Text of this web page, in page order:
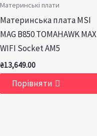
Материнські плати
Материнська плата MSI
MAG B850 TOMAHAWK MAX
WIFI Socket AM5
₴13,649.00
Порівняти